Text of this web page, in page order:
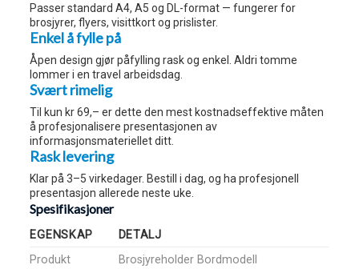
Passer standard A4, A5 og DL-format — fungerer for
brosjyrer, flyers, visittkort og prislister.
Enkel å fylle på
Åpen design gjør påfylling rask og enkel. Aldri tomme
lommer i en travel arbeidsdag.
Svært rimelig
Til kun kr 69,– er dette den mest kostnadseffektive måten
å profesjonalisere presentasjonen av
informasjonsmateriellet ditt.
Rask levering
Klar på 3–5 virkedager. Bestill i dag, og ha profesjonell
presentasjon allerede neste uke.
Spesifikasjoner
EGENSKAP
DETALJ
Produkt
Brosjyreholder Bordmodell